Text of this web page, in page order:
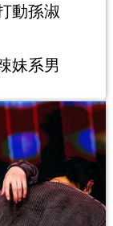
動孫淑
妹系男